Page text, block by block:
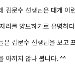
김문수 선생님은 대게 이
리를 양보하기로 유명하
은 김문수 선생님을 보고
아끼지 않나 봅니다. ^^